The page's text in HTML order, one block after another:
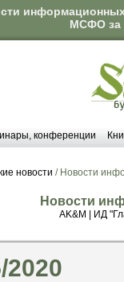
МСФО за
конференции
новости / Новости
Новости
AK&M ИД
2020